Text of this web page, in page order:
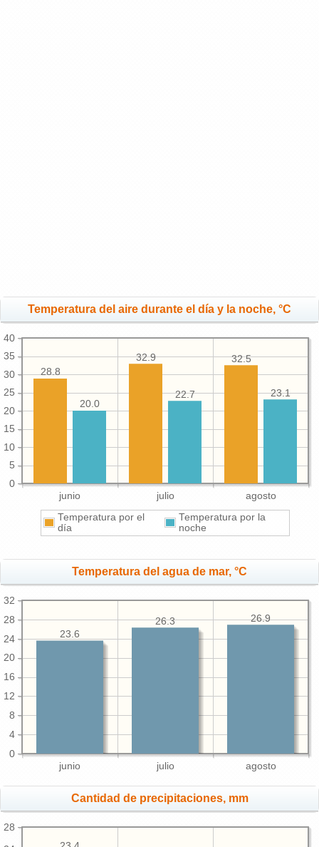
Temperatura del aire durante el día y la noche, °C
junio julio agosto
0
5
10
15
20
25
30
35
40
32.5
32.9
28.8
23.1
22.7
20.0
Temperatura por el
día
Temperatura por la
noche
Temperatura del agua de mar, °C
junio julio agosto
0
4
8
12
16
20
24
28
32
26.9
26.3
23.6
Cantidad de precipitaciones, mm
28